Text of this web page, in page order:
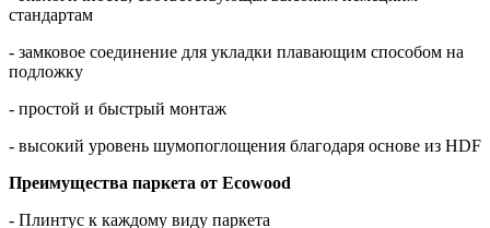
стандартам
- замковое соединение для укладки плавающим способом на
подложку
- простой и быстрый монтаж
- высокий уровень шумопоглощения благодаря основе из HDF
Преимущества паркета от Ecowood
- Плинтус к каждому виду паркета